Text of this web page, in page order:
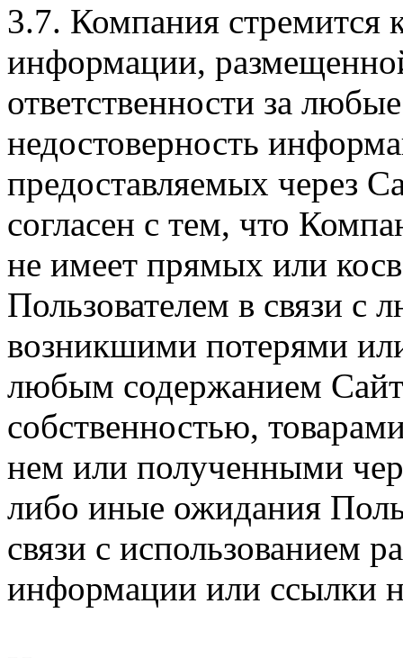
3.7. Компания стремится
информации,
ответственности за
недостоверность
предоставляемых через
согласен с тем, что
не имеет прямых или
Пользователем в связи
возникшими потерями
любым содержанием
собственностью,
нем или полученными
либо иные ожидания
связи с использованием
информации или ссылки